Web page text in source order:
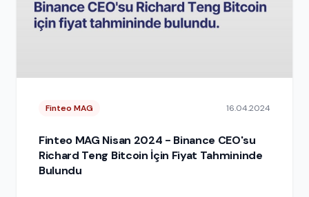
Finteo MAG 16.04.2024
Finteo MAG Nisan 2024 - Binance CEO'su
Richard Teng Bitcoin İçin Fiyat Tahmininde
Bulundu